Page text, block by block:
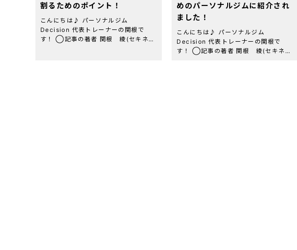
割るためのポイント！
こんにちは♪ パーソナルジム
Decision 代表トレーナーの関根で
す！ ◯記事の著者 関根 綾(セキネ
めのパーソナルジムに紹介され
ました！
こんにちは♪ パーソナルジム
Decision 代表トレーナーの関根で
す！ ◯記事の著者 関根 綾(セキネ